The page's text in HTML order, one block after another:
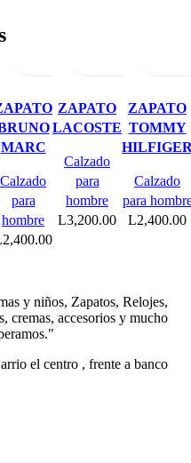
opciones
MARC
Calzado
para
hombre
2,400.00
ZAPATO
LACOSTE
Calzado
para
hombre
L3,200.00
ZAPATO
TOMMY
Calzado
para
L2,400.00
y niños, Zapatos, Relojes,
cremas, accesorios y mucho
el centro , frente a banco